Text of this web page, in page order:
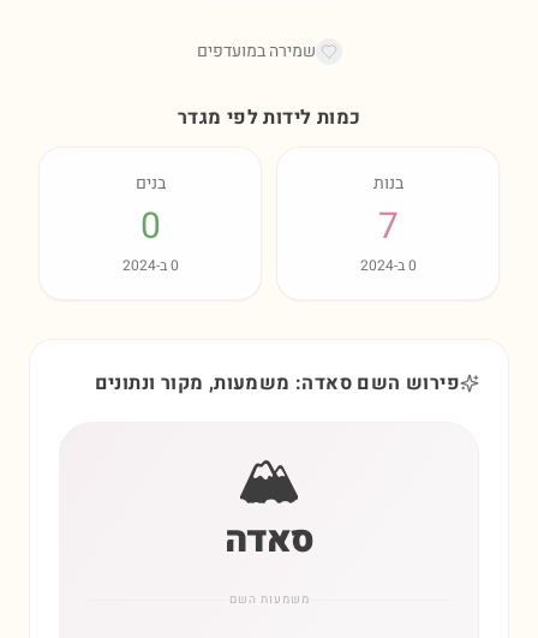
שמירה במועדפים
כמות לידות לפי מגדר
בנות
7
0ב-2024
בנים
0
0ב-2024
פירוש השם סאדה: משמעות, מקור ונתונים
🏔️
סאדה
משמעות השם